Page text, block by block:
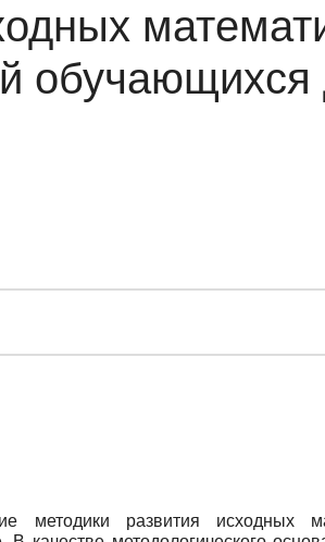
методики развития исходных